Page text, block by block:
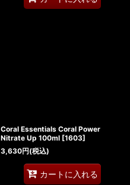
Coral Essentials Coral Power
Nitrate Up 100ml [1603]
3,630円(税込)
カートに入れる